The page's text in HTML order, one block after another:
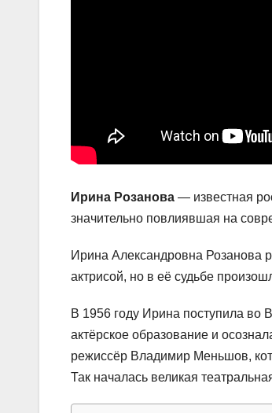
Ирина Розанова — известная
значительно повлиявшая на
Ирина Александровна Розанова
актрисой, но в её судьбе
В 1956 году Ирина поступила во
актёрское образование и
режиссёр Владимир Меньшов,
Так началась великая